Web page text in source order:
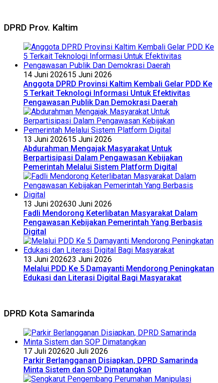
DPRD Prov. Kaltim
14 Juni 202615 Juni 2026
Anggota DPRD Provinsi Kaltim Kembali Gelar PDD Ke
5 Terkait Teknologi Informasi Untuk Efektivitas
Pengawasan Publik Dan Demokrasi Daerah
13 Juni 202615 Juni 2026
Abdurahman Mengajak Masyarakat Untuk
Berpartisipasi Dalam Pengawasan Kebijakan
Pemerintah Melalui Sistem Platform Digital
13 Juni 202630 Juni 2026
Fadli Mendorong Keterlibatan Masyarakat Dalam
Pengawasan Kebijakan Pemerintah Yang Berbasis
Digital
13 Juni 202623 Juni 2026
Melalui PDD Ke 5 Damayanti Mendorong Peningkatan
Edukasi dan Literasi Digital Bagi Masyarakat
DPRD Kota Samarinda
17 Juli 202620 Juli 2026
Parkir Berlangganan Disiapkan, DPRD Samarinda
Minta Sistem dan SOP Dimatangkan